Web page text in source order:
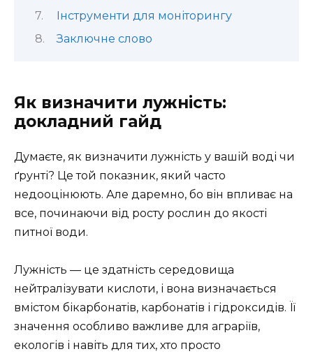
Інструменти для моніторингу
Заключне слово
Як визначити лужність:
докладний гайд
Думаєте, як визначити лужність у вашій воді чи
ґрунті? Це той показник, який часто
недооцінюють. Але даремно, бо він впливає на
все, починаючи від росту рослин до якості
питної води.
Лужність — це здатність середовища
нейтралізувати кислоти, і вона визначається
вмістом бікарбонатів, карбонатів і гідроксидів. Її
значення особливо важливе для аграріїв,
екологів і навіть для тих, хто просто